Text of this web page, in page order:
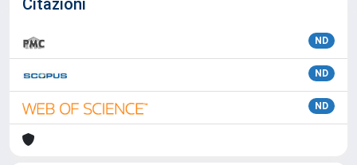
Citazioni
ND
ND
ND